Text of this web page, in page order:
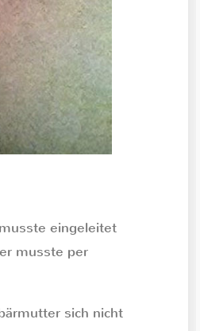
eingeleitet
musste per
sich nicht